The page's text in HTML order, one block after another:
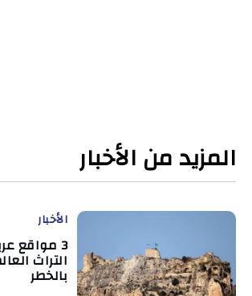
المزيد من الأخبار
الأخبار
3 مواقع
التراث
بالخطر